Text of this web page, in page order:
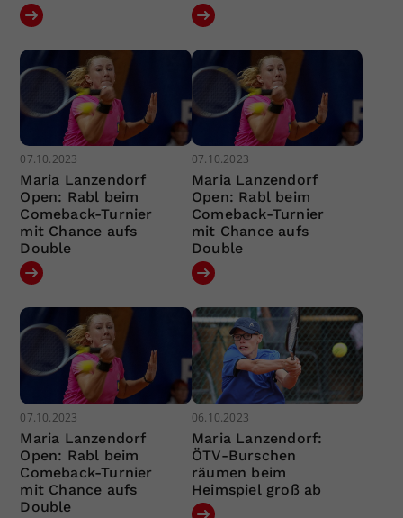
07.10.2023
Maria Lanzendorf
Open: Rabl beim
Comeback-Turnier
mit Chance aufs
Double
07.10.2023
Maria Lanzendorf
Open: Rabl beim
Comeback-Turnier
mit Chance aufs
Double
07.10.2023
Maria Lanzendorf
Open: Rabl beim
Comeback-Turnier
mit Chance aufs
Double
06.10.2023
Maria Lanzendorf:
ÖTV-Burschen
räumen beim
Heimspiel groß ab